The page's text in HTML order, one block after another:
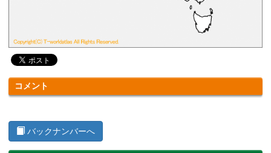
コメント
バックナンバーへ